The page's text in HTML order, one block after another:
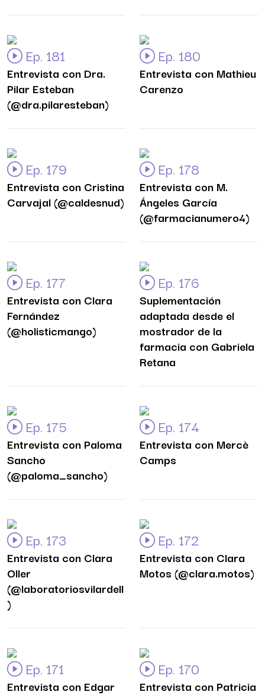
Ep. 181
Entrevista con Dra.
Pilar Esteban
(@dra.pilaresteban)
Ep. 180
Entrevista con Mathieu
Carenzo
Ep. 179
Entrevista con Cristina
Carvajal (@caldesnud)
Ep. 178
Entrevista con M.
Ángeles García
(@farmacianumero4)
Ep. 177
Entrevista con Clara
Fernández
(@holisticmango)
Ep. 176
Suplementación
adaptada desde el
mostrador de la
farmacia con Gabriela
Retana
Ep. 175
Entrevista con Paloma
Sancho
(@paloma_sancho)
Ep. 174
Entrevista con Mercè
Camps
Ep. 173
Entrevista con Clara
Oller
(@laboratoriosvilardell
)
Ep. 172
Entrevista con Clara
Motos (@clara.motos)
Ep. 171
Entrevista con Edgar
Ep. 170
Entrevista con Patricia